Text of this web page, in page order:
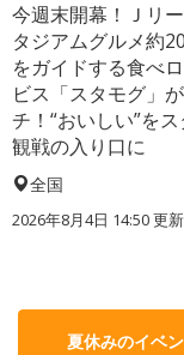
今週末開幕！Ｊリ
タジアムグルメ約
をガイドする食べ
ビス「スタモグ」
チ！“おいしい”を
観戦の入り口に
全国
2026年8月4日 14:50更新
夏休みのイベ